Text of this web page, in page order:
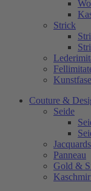
Strick
Couture &
Seide
Jacquards
Panneau
Gold &